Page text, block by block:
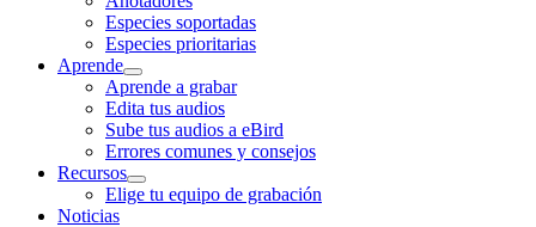
Especies soportadas
Especies prioritarias
Aprende
Aprende a grabar
Edita tus audios
Sube tus audios a eBird
Errores comunes y consejos
Recursos
Elige tu equipo de grabación
Noticias